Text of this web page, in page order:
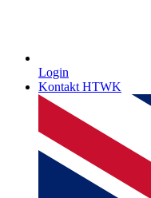
Login
Kontakt HTWK